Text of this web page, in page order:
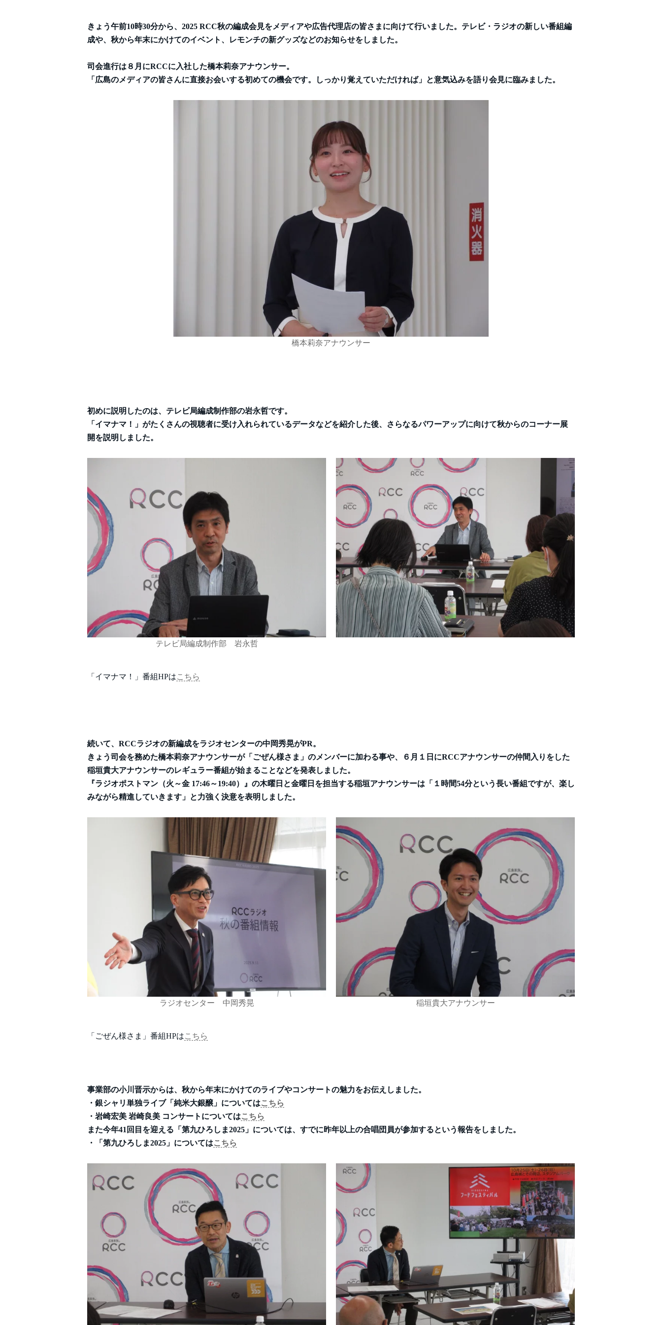
きょう午前10時30分から、2025 RCC秋の編成会見をメディアや広告代理店の皆さまに向けて行いました。テレビ・ラジオの新しい番組編
成や、秋から年末にかけてのイベント、レモンチの新グッズなどのお知らせをしました。
司会進行は８月にRCCに入社した橋本莉奈アナウンサー。
「広島のメディアの皆さんに直接お会いする初めての機会です。しっかり覚えていただければ」と意気込みを語り会見に臨みました。
橋本莉奈アナウンサー
初めに説明したのは、テレビ局編成制作部の岩永哲です。
「イマナマ！」がたくさんの視聴者に受け入れられているデータなどを紹介した後、さらなるパワーアップに向けて秋からのコーナー展
開を説明しました。
テレビ局編成制作部 岩永哲
「イマナマ！」番組HPはこちら
続いて、RCCラジオの新編成をラジオセンターの中岡秀晃がPR。
きょう司会を務めた橋本莉奈アナウンサーが「ごぜん様さま」のメンバーに加わる事や、６月１日にRCCアナウンサーの仲間入りをした
稲垣貴大アナウンサーのレギュラー番組が始まることなどを発表しました。
『ラジオポストマン（火～金 17:46～19:40）』の木曜日と金曜日を担当する稲垣アナウンサーは「１時間54分という長い番組ですが、楽し
みながら精進していきます」と力強く決意を表明しました。
ラジオセンター 中岡秀晃 稲垣貴大アナウンサー
「ごぜん様さま」番組HPはこちら
事業部の小川晋示からは、秋から年末にかけてのライブやコンサートの魅力をお伝えしました。
・銀シャリ単独ライブ「純米大銀醸」についてはこちら
・岩崎宏美 岩崎良美 コンサートについてはこちら
また今年41回目を迎える「第九ひろしま2025」については、すでに昨年以上の合唱団員が参加するという報告をしました。
・「第九ひろしま2025」についてはこちら